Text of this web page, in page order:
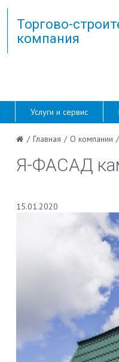
Торгово-
компания
Услуги и сервис
/ Главная / О компании /
Я-ФАСАД
15.01.2020